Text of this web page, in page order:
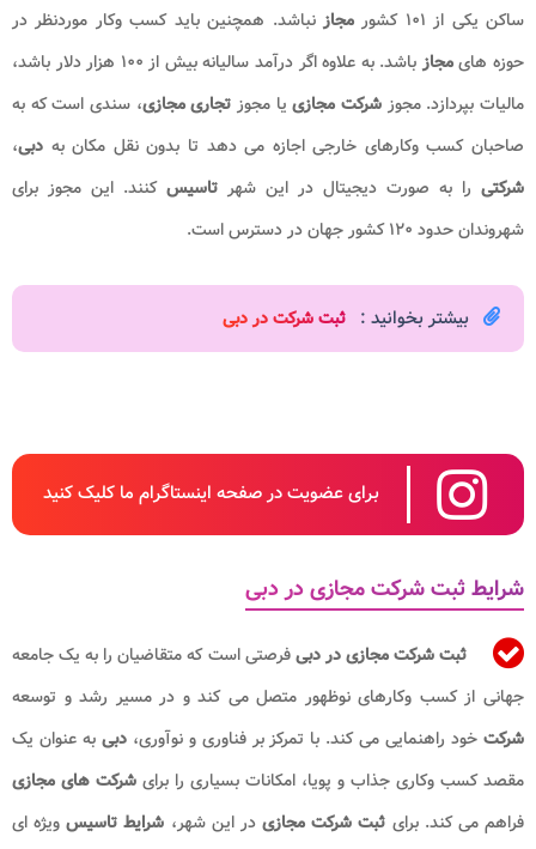
ساکن یکی از ۱۰۱ کشور
مجازنباشد. همچنین باید کسب وکار موردنظر در
حوزه هایمجاز
باشد. به علاوه اگر درآمد سالیانه بیش از ۱۰۰ هزار دلار باشد،
مالیات بپردازد. مجوز شرکت مجازییا مجوز تجاری مجازی، سندی است که به
صاحبان کسب وکارهای خارجی اجازه می دهد تا بدون نقل مکان به دبی،
شرکتی را به صورت دیجیتال در این شهر تاسیسکنند. این مجوز برای
شهروندان حدود ۱۲۰ کشور جهان در دسترس است.
بیشتر بخوانید : ثبت شرکت در دبی​
برای عضویت در صفحه اینستاگرام ما کلیک کنید
شرایط ثبت شرکت مجازی در دبی
ثبت شرکت مجازی در دبیفرصتی است که متقاضیان را به یک جامعه
جهانی از کسب وکارهای نوظهور متصل می کند و در مسیر رشد و توسعه
شرکت خود راهنمایی می کند. با تمرکز بر فناوری و نوآوری،دبیبه عنوان یک
مقصد کسب وکاری جذاب و پویا، امکانات بسیاری را برای شرکت های مجازی
فراهم می کند. برای ثبت شرکت مجازیدر این شهر، شرایط تاسیسویژه ای